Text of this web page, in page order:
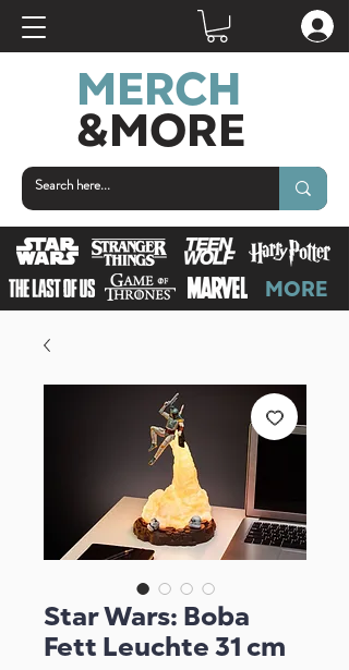
MERCH
&MORE
MORE
Star Wars: Boba
Fett Leuchte 31 cm